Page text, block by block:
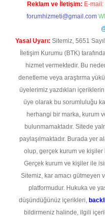
Reklam ve İletişim: E-mail:
forumhizmeti@gmail.com
Yasal Uyarı: Sitemiz, 5651
İletişim Kurumu (BTK)
hizmet vermektedir. Bu
denetleme veya araştırma
üyelerimiz yazdıkları
üye olarak bu sorumluluğu
herhangi bir marka, kurum
bulunmamaktadır. Sitede
paylaşılmaktadır. Burada yer
olup, gerçek kurum ve kişiler
Gerçek kurum ve kişiler ile
Sitemiz, kar amacı gütmeyen
platformudur. Hukuka ve
düşündüğünüz içerikleri,
bildirmeniz halinde, ilgili